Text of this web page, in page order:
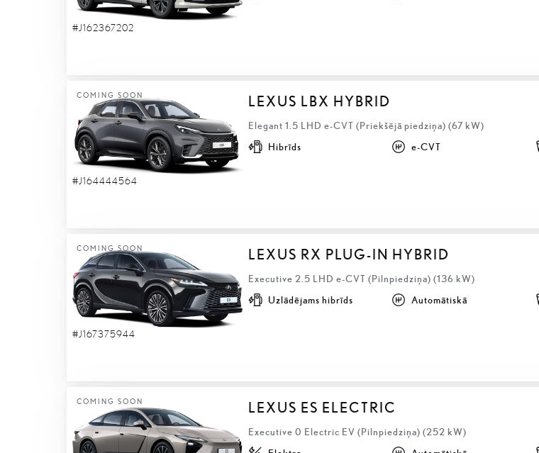
#J162367202
COMING SOON
#J164444564
LEXUS LBX HYBRID
Elegant 1.5 LHD e-CVT (Priekšējā piedziņa) (67 kW)
Hibrīds e-CVT
COMING SOON
#J167375944
LEXUS RX PLUG-IN HYBRID
Executive 2.5 LHD e-CVT (Pilnpiedziņa) (136 kW)
Uzlādējams hibrīds Automātiskā
COMING SOON LEXUS ES ELECTRIC
Executive 0 Electric EV (Pilnpiedziņa) (252 kW)